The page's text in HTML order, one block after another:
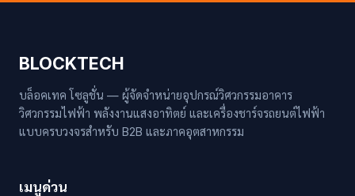
BLOCKTECH
บล็อคเทค โซลูชั่น — ผู้จัดจำหน่ายอุปกรณ์วิศวกรรมอาคาร
วิศวกรรมไฟฟ้า พลังงานแสงอาทิตย์ และเครื่องชาร์จรถยนต์ไฟฟ้า
แบบครบวงจรสำหรับ B2B และภาคอุตสาหกรรม
เมนูด่วน